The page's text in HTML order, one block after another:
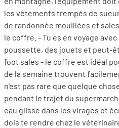
les vêtements trempés de
de randonnée mouillées et
le coffre. - Tu es en voyage
poussette, des jouets et peut-
foot sales - le coffre est idéal
de la semaine trouvent
n'est pas rare que quelque
pendant le trajet du
eau glisse dans les virages et
dois te rendre chez le